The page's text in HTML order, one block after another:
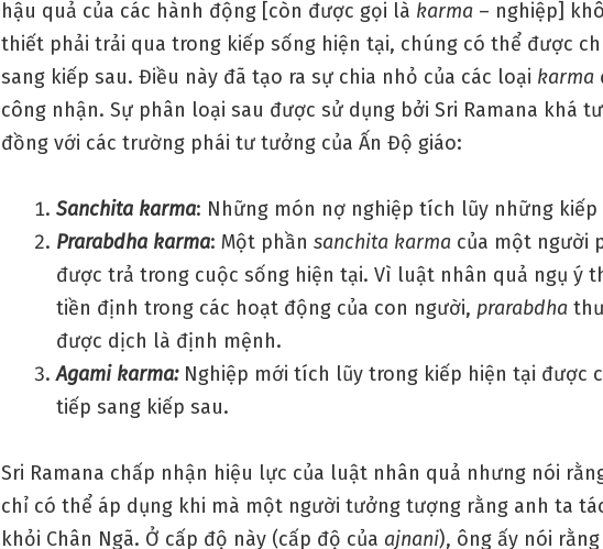
hậu quả của các hành động [còn được gọi là karma – nghiệp]
thiết phải trải qua trong kiếp sống hiện tại, chúng có thể được
sang kiếp sau. Điều này đã tạo ra sự chia nhỏ của các loại karma
công nhận. Sự phân loại sau được sử dụng bởi Sri Ramana khá
đồng với các trường phái tư tưởng của Ấn Độ giáo:
Sanchita karma: Những món nợ nghiệp tích lũy những
Prarabdha karma: Một phần sanchita karma của một người
được trả trong cuộc sống hiện tại. Vì luật nhân quả ngụ ý
tiền định trong các hoạt động của con người, prarabdha
được dịch là định mệnh.
Agami karma:Nghiệp mới tích lũy trong kiếp hiện tại được
tiếp sang kiếp sau.
Sri Ramana chấp nhận hiệu lực của luật nhân quả nhưng nói
chỉ có thể áp dụng khi mà một người tưởng tượng rằng anh ta
khỏi Chân Ngã. Ở cấp độ này (cấp độ của ajnani), ông ấy nói rằng